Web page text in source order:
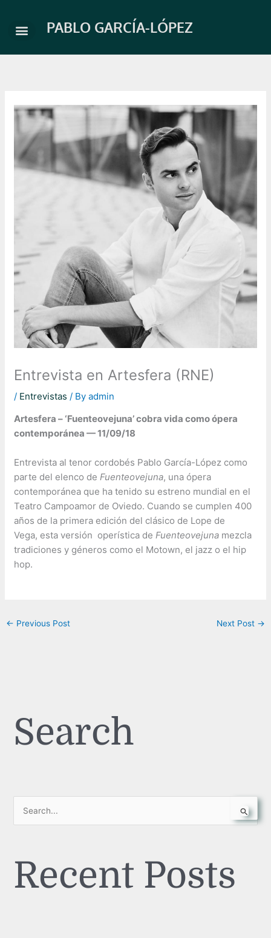
content
PABLO GARCÍA-LÓPEZ
Entrevista en Artesfera (RNE)
/ Entrevistas / Byadmin
Artesfera – ‘Fuenteovejuna’ cobra vida como ópera
contemporánea — 11/09/18
Entrevista al tenor cordobés Pablo García-López como
parte del elenco de Fuenteovejuna, una ópera
contemporánea que ha tenido su estreno mundial en el
Teatro Campoamor de Oviedo. Cuando se cumplen 400
años de la primera edición del clásico de Lope de
Vega, esta versión operística de Fuenteovejuna mezcla
tradiciones y géneros como el Motown, el jazz o el hip
hop.
← Previous Post Next Post →
Search
rRecent Posts